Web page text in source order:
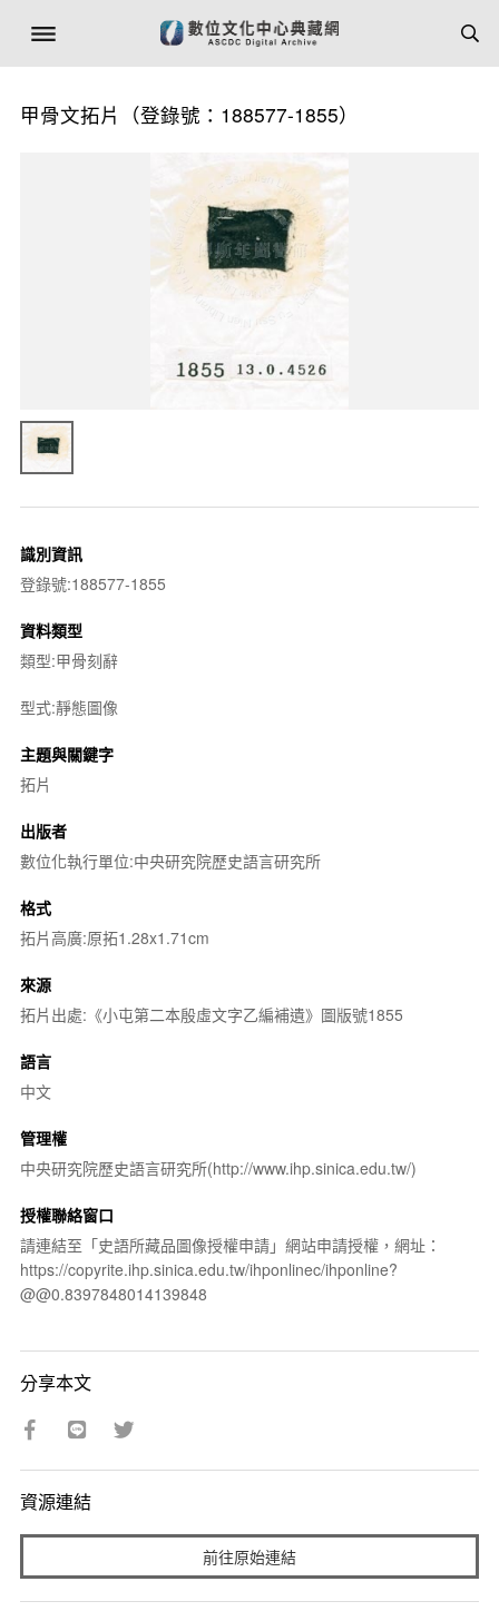
甲骨文拓片（登錄號：188577-1855）
識別資訊
登錄號:188577-1855
資料類型
類型:甲骨刻辭
型式:靜態圖像
主題與關鍵字
拓片
出版者
數位化執行單位:中央研究院歷史語言研究所
格式
拓片高廣:原拓1.28x1.71cm
來源
拓片出處:《小屯第二本殷虛文字乙編補遺》圖版號1855
語言
中文
管理權
中央研究院歷史語言研究所(http://www.ihp.sinica.edu.tw/)
授權聯絡窗口
請連結至「史語所藏品圖像授權申請」網站申請授權，網址：
https://copyrite.ihp.sinica.edu.tw/ihponlinec/ihponline?
@@0.8397848014139848
分享本文
資源連結
前往原始連結